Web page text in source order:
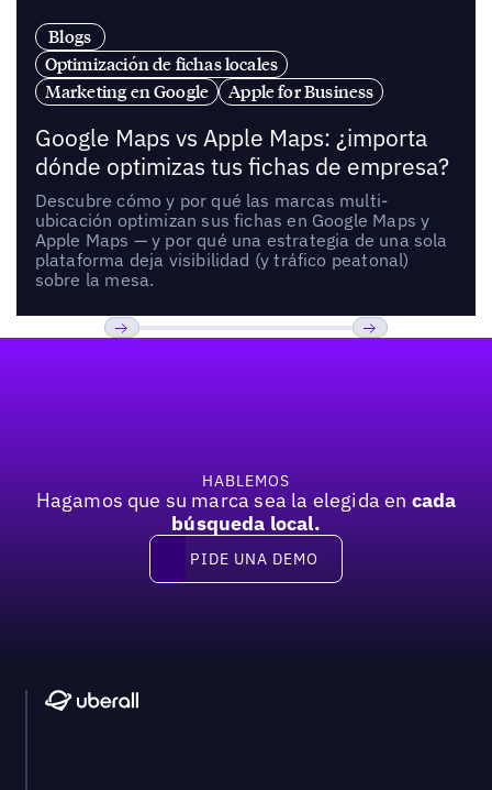
Blogs
Optimización de fichas locales
Marketing en Google
Apple for Business
Google Maps vs Apple Maps: ¿importa
dónde optimizas tus fichas de empresa?
Descubre cómo y por qué las marcas multi-
ubicación optimizan sus fichas en Google Maps y
Apple Maps — y por qué una estrategia de una sola
plataforma deja visibilidad (y tráfico peatonal)
sobre la mesa.
HABLEMOS
Hagamos que su marca sea la elegida en cada
búsqueda local.
Pide una demo
PIDE UNA DEMO